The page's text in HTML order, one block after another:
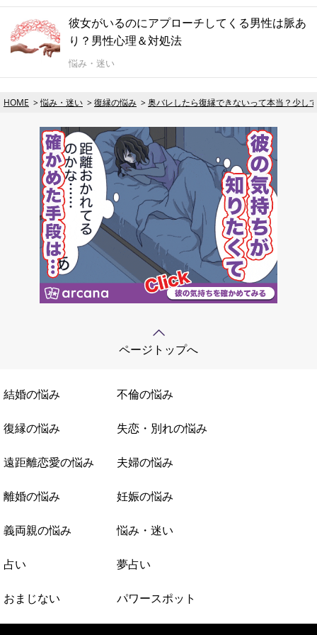
彼女がいるのにアプローチしてくる男性は脈あ
り？男性心理＆対処法
悩み・迷い
HOME 悩み・迷い 復縁の悩み 奥バレしたら復縁できないって本当？少し
ページトップへ
結婚の悩み 不倫の悩み
復縁の悩み 失恋・別れの悩み
遠距離恋愛の悩み 夫婦の悩み
離婚の悩み 妊娠の悩み
義両親の悩み 悩み・迷い
占い 夢占い
おまじない パワースポット